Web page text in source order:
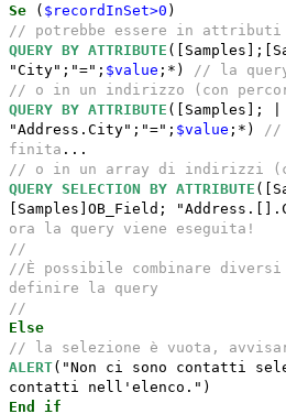
Se ( $recordInSet>0 )
// potrebbe essere in
QUERY BY ATTRIBUTE
"City";"="; $value ;*) // la
// o in un indirizzo (con
QUERY BY ATTRIBUTE ([Samples]; |
"Address.City";"="; $value ;*)
//
finita ...
// o in un array di indirizzi
QUERY SELECTION BY ATTRIBUTE
[Samples]OB_Field;
ora la query viene eseguita!
//
//È possibile combinare diversi
definire la query
//
Else
// la selezione è vuota,
ALERT("Non ci sono contatti
contatti nell'elenco.")
End if